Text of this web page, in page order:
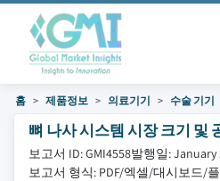
홈 제품정보 의료기기 수술 기기
뼈 나사 시스템 시장 크기 및
보고서 ID: GMI4558발행일: January
보고서 형식: PDF/엑셀/대시보드/